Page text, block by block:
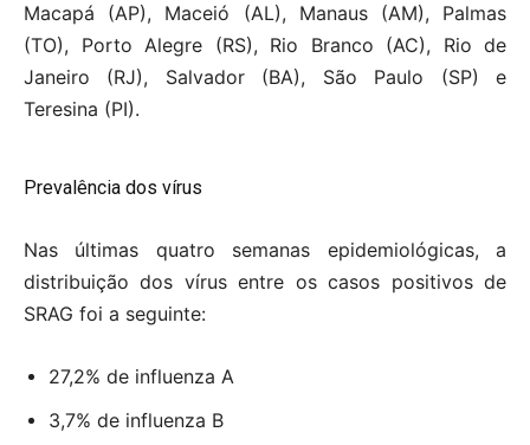
Macapá (AP), Maceió (AL), Manaus (AM), Palmas
(TO), Porto Alegre (RS), Rio Branco (AC), Rio de
Janeiro (RJ), Salvador (BA), São Paulo (SP) e
Teresina (PI).
Prevalência dos vírus
Nas últimas quatro semanas epidemiológicas, a
distribuição dos vírus entre os casos positivos de
SRAG foi a seguinte:
27,2% de influenza A
3,7% de influenza B